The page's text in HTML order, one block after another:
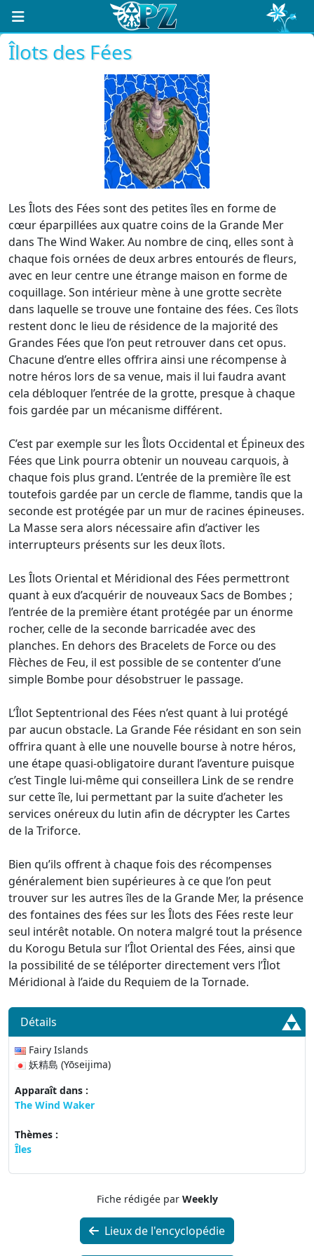
Îlots des Fées
Les Îlots des Fées sont des petites îles en forme de
cœur éparpillées aux quatre coins de la Grande Mer
dans The Wind Waker. Au nombre de cinq, elles sont à
chaque fois ornées de deux arbres entourés de fleurs,
avec en leur centre une étrange maison en forme de
coquillage. Son intérieur mène à une grotte secrète
dans laquelle se trouve une fontaine des fées. Ces îlots
restent donc le lieu de résidence de la majorité des
Grandes Fées que l’on peut retrouver dans cet opus.
Chacune d’entre elles offrira ainsi une récompense à
notre héros lors de sa venue, mais il lui faudra avant
cela débloquer l’entrée de la grotte, presque à chaque
fois gardée par un mécanisme différent.
C’est par exemple sur les Îlots Occidental et Épineux des
Fées que Link pourra obtenir un nouveau carquois, à
chaque fois plus grand. L’entrée de la première île est
toutefois gardée par un cercle de flamme, tandis que la
seconde est protégée par un mur de racines épineuses.
La Masse sera alors nécessaire afin d’activer les
interrupteurs présents sur les deux îlots.
Les Îlots Oriental et Méridional des Fées permettront
quant à eux d’acquérir de nouveaux Sacs de Bombes ;
l’entrée de la première étant protégée par un énorme
rocher, celle de la seconde barricadée avec des
planches. En dehors des Bracelets de Force ou des
Flèches de Feu, il est possible de se contenter d’une
simple Bombe pour désobstruer le passage.
L’Îlot Septentrional des Fées n’est quant à lui protégé
par aucun obstacle. La Grande Fée résidant en son sein
offrira quant à elle une nouvelle bourse à notre héros,
une étape quasi-obligatoire durant l’aventure puisque
c’est Tingle lui-même qui conseillera Link de se rendre
sur cette île, lui permettant par la suite d’acheter les
services onéreux du lutin afin de décrypter les Cartes
de la Triforce.
Bien qu’ils offrent à chaque fois des récompenses
généralement bien supérieures à ce que l’on peut
trouver sur les autres îles de la Grande Mer, la présence
des fontaines des fées sur les Îlots des Fées reste leur
seul intérêt notable. On notera malgré tout la présence
du Korogu Betula sur l’Îlot Oriental des Fées, ainsi que
la possibilité de se téléporter directement vers l’Îlot
Méridional à l’aide du Requiem de la Tornade.
Détails
Fairy Islands
妖精島 (Yōseijima)
Apparaît dans :
The Wind Waker
Thèmes :
Îles
Fiche rédigée par Weekly
Lieux de l'encyclopédie